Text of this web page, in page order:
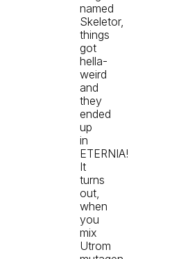
named
Skeletor,
things
got
hella-
weird
and
they
ended
up
in
ETERNIA!
It
turns
out,
when
you
mix
Utrom